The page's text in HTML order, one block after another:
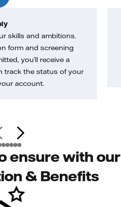
skills and ambitions.
form and screening
you’ll receive a
track the status of your
account.
ensure with our
& Benefits